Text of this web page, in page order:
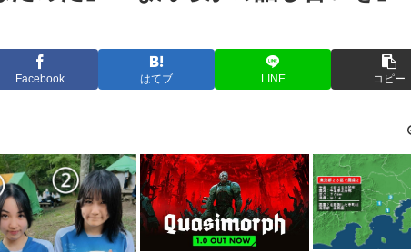
下着を見たかった」コンビニ店内や...
身を店員が…日本のスーパーで衝撃...
アニメを超えたのではないか」
い一般人被災者に面会した時間「10...
を得ようと『核の被害者』の立場を政...
フォ
安倍
今度
にじ
Facebook はてブ LINE コピー